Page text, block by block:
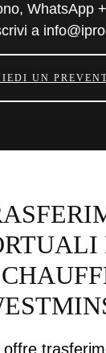
WhatsApp
a
UN